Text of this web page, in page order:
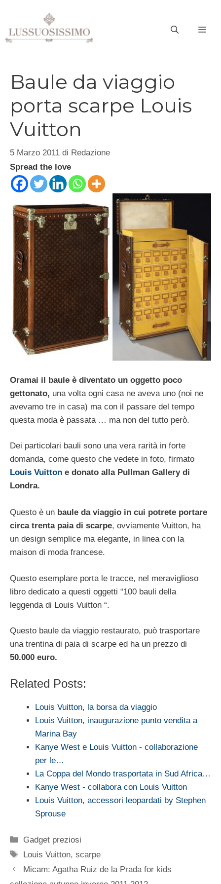
contenuto
Baule da viaggio
porta scarpe Louis
Vuitton
5 Marzo 2011 di Redazione
Spread the love
Oramai il baule è diventato un oggetto poco
gettonato, una volta ogni casa ne aveva uno (noi ne
avevamo tre in casa) ma con il passare del tempo
questa moda è passata … ma non del tutto però.
Dei particolari bauli sono una vera rarità in forte
domanda, come questo che vedete in foto, firmato
Louis Vuitton e donato alla Pullman Gallery di
Londra.
Questo è un baule da viaggio in cui potrete portare
circa trenta paia di scarpe, ovviamente Vuitton, ha
un design semplice ma elegante, in linea con la
maison di moda francese.
Questo esemplare porta le tracce, nel meraviglioso
libro dedicato a questi oggetti “100 bauli della
leggenda di Louis Vuitton “.
Questo baule da viaggio restaurato, può trasportare
una trentina di paia di scarpe ed ha un prezzo di
50.000 euro.
Related Posts:
Louis Vuitton, la borsa da viaggio
Louis Vuitton, inaugurazione punto vendita a
Marina Bay
Kanye West e Louis Vuitton - collaborazione
per le…
La Coppa del Mondo trasportata in Sud Africa…
Kanye West - collabora con Louis Vuitton
Louis Vuitton, accessori leopardati by Stephen
Sprouse
Categorie
Gadget preziosi
Tag
Louis Vuitton,scarpe
Micam: Agatha Ruiz de la Prada for kids